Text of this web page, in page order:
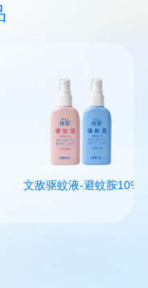
文敌驱蚊液-避蚊胺10%